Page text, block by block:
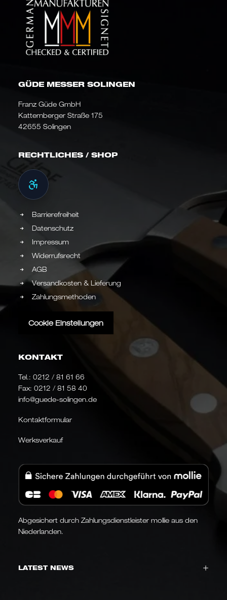
GÜDE MESSER SOLINGEN
Franz Güde GmbH
Katternberger Straße 175
42655 Solingen
RECHTLICHES / SHOP
Barrierefreiheit
Datenschutz
Impressum
Widerrufsrecht
AGB
Versandkosten & Lieferung
Zahlungsmethoden
Cookie Einstellungen
KONTAKT
Tel.: 0212 / 81 61 66
Fax: 0212 / 81 58 40
info@guede-solingen.de
Kontaktformular
Werksverkauf
Abgesichert durch Zahlungsdienstleister mollie aus den
Niederlanden.
LATEST NEWS